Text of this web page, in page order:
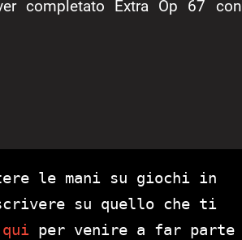
completato Extra Op 67 con
le mani su giochi in
su quello che ti
per venire a far parte